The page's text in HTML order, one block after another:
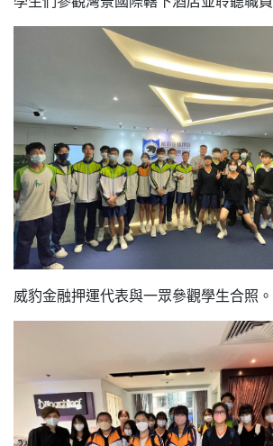
威豹金融押運代表與一眾參觀學生合照。